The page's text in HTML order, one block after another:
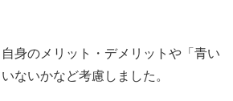
身のメリット・デメリットや「青い
ないかなど考慮しました。